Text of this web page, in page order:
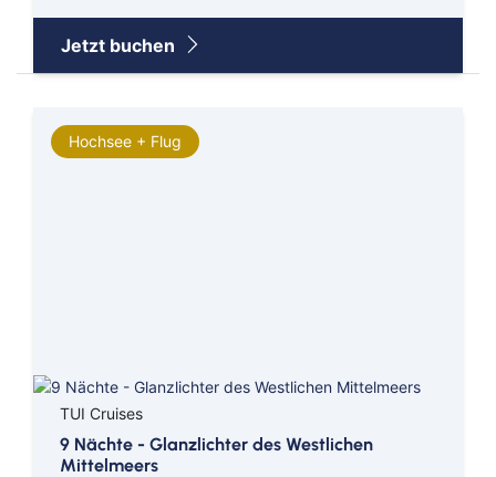
Jetzt buchen
Hochsee + Flug
TUI Cruises
9 Nächte - Glanzlichter des Westlichen
Mittelmeers